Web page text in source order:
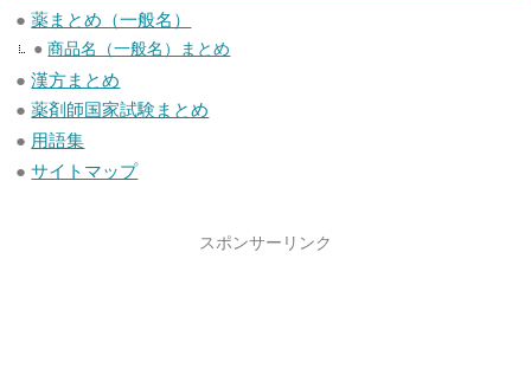
●薬まとめ（一般名）
●商品名（一般名）まとめ
●漢方まとめ
●薬剤師国家試験まとめ
● 用語集
●サイトマップ
スポンサーリンク